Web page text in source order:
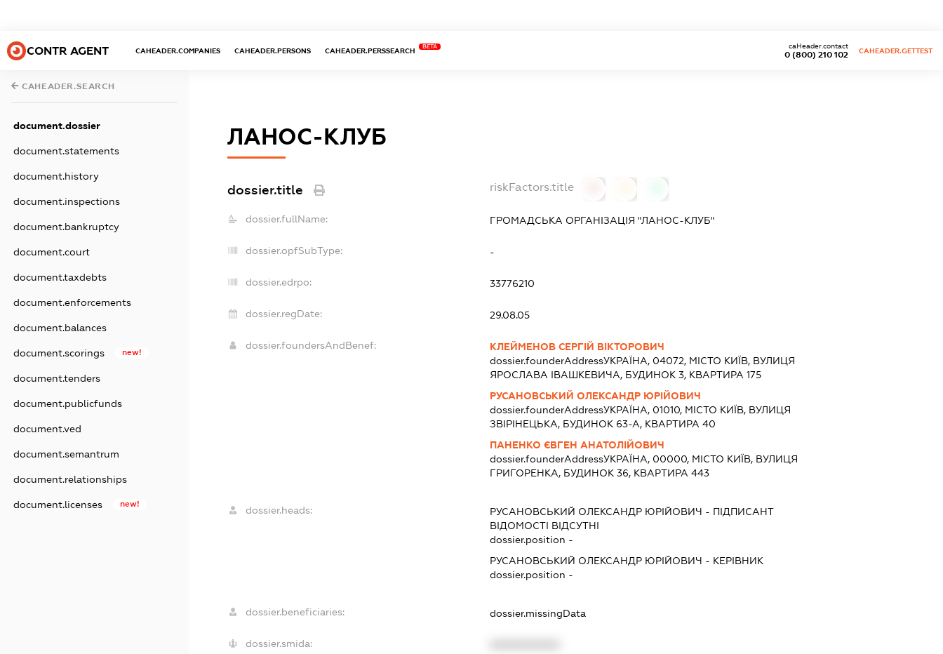
CONTR AGENT CAHEADER.COMPANIES CAHEADER.PERSONS CAHEADER.PERSSEARCH
BETA
0 (800) 210 102
caHeader.contact
CAHEADER.GETTEST
CAHEADER.SEARCH
document.dossier
document.statements
document.history
document.inspections
document.bankruptcy
document.court
document.taxdebts
document.enforcements
document.balances
document.scorings new!
document.tenders
document.publicfunds
document.ved
document.semantrum
document.relationships
document.licenses new!
ЛАНОС-КЛУБ
dossier.title riskFactors.title
dossier.fullName: ГРОМАДСЬКА ОРГАНІЗАЦІЯ "ЛАНОС-КЛУБ"
dossier.opfSubType: -
dossier.edrpo: 33776210
dossier.regDate: 29.08.05
dossier.foundersAndBenef:
КЛЕЙМЕНОВ СЕРГІЙ ВІКТОРОВИЧ
dossier.founderAddressУКРАЇНА, 04072, МІСТО КИЇВ, ВУЛИЦЯ
ЯРОСЛАВА ІВАШКЕВИЧА, БУДИНОК 3, КВАРТИРА 175
РУСАНОВСЬКИЙ ОЛЕКСАНДР ЮРІЙОВИЧ
dossier.founderAddressУКРАЇНА, 01010, МІСТО КИЇВ, ВУЛИЦЯ
ЗВІРІНЕЦЬКА, БУДИНОК 63-А, КВАРТИРА 40
ПАНЕНКО ЄВГЕН АНАТОЛІЙОВИЧ
dossier.founderAddressУКРАЇНА, 00000, МІСТО КИЇВ, ВУЛИЦЯ
ГРИГОРЕНКА, БУДИНОК 36, КВАРТИРА 443
dossier.heads: РУСАНОВСЬКИЙ ОЛЕКСАНДР ЮРІЙОВИЧ - ПІДПИСАНТ
ВІДОМОСТІ ВІДСУТНІ
dossier.position -
РУСАНОВСЬКИЙ ОЛЕКСАНДР ЮРІЙОВИЧ - КЕРІВНИК
dossier.position -
dossier.beneficiaries: dossier.missingData
dossier.smida: